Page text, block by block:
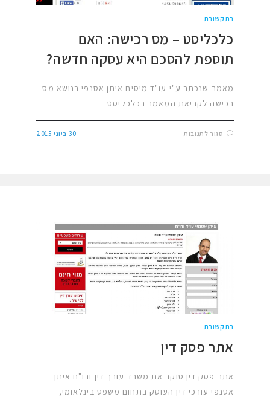
בתקשורת
כלכליסט – מס רכישה: האם
תוספת להסכם היא עסקה חדשה?
מאמר שנכתב ע"י עו"ד מיסים איתן אסנפי בנושא מס
רכישה לקריאת המאמר בכלכליסט
סגור לתגובות 30 ביוני 2015
בתקשורת
אתר פסק דין
אתר פסק דין סוקר את משרד עורך דין ורו"ח איתן
אסנפי עורכי דין העוסק בתחום משפט בינלאומי,